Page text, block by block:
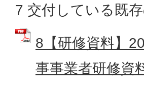
7 交付している既
8【研修資料】
事事業者研修資